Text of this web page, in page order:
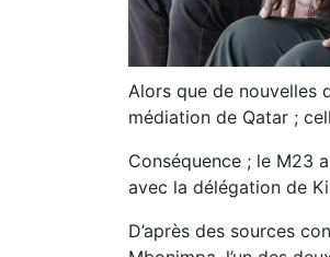
Alors que de nouvelles
médiation de Qatar ;
Conséquence ; le M23
avec la délégation de
D’après des sources